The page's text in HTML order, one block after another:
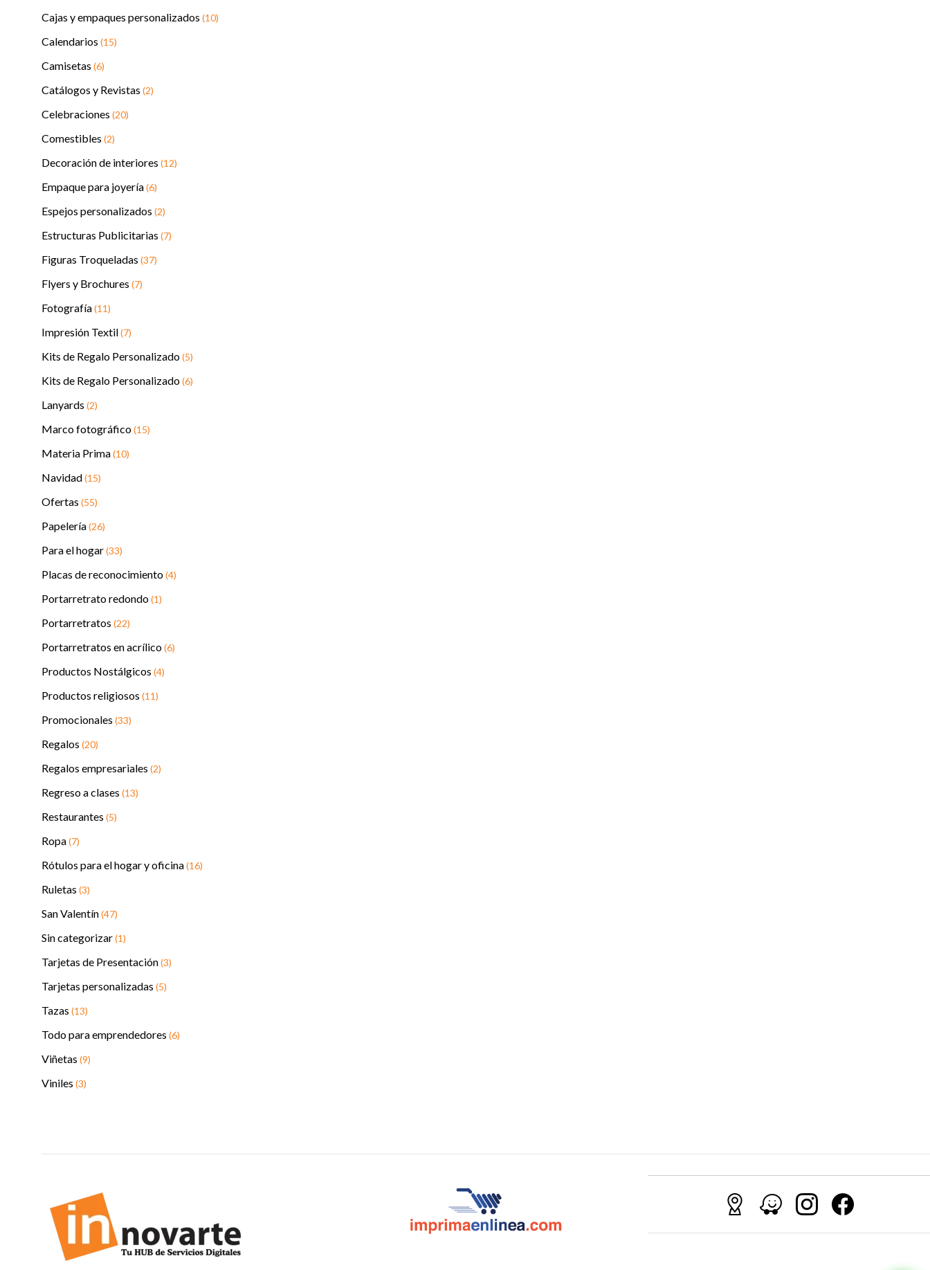
Cajas y empaques personalizados (10)
Calendarios (15)
Camisetas (6)
Catálogos y Revistas (2)
Celebraciones (20)
Comestibles (2)
Decoración de interiores (12)
Empaque para joyería(6)
Espejos personalizados (2)
Estructuras Publicitarias (7)
Figuras Troqueladas (37)
Flyers y Brochures (7)
Fotografía(11)
Impresión Textil(7)
Kits de Regalo Personalizado(5)
Kits de Regalo Personalizado(6)
Lanyards (2)
Marco fotográfico(15)
Materia Prima(10)
Navidad(15)
Ofertas (55)
Papelería(26)
Para el hogar(33)
Placas de reconocimiento(4)
Portarretrato redondo(1)
Portarretratos (22)
Portarretratos en acrílico(6)
Productos Nostálgicos (4)
Productos religiosos (11)
Promocionales (33)
Regalos (20)
Regalos empresariales (2)
Regreso a clases (13)
Restaurantes (5)
Ropa(7)
Rótulos para el hogar y oficina(16)
Ruletas (3)
San Valentín(47)
Sin categorizar(1)
Tarjetas de Presentación(3)
Tarjetas personalizadas (5)
Tazas (13)
Todo para emprendedores (6)
Viñetas (9)
Viniles (3)